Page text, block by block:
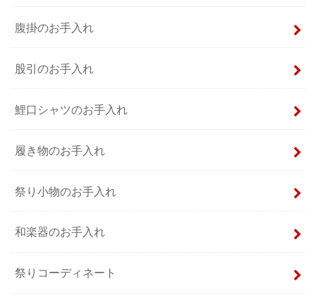
腹掛のお手入れ
股引のお手入れ
鯉口シャツのお手入れ
履き物のお手入れ
祭り小物のお手入れ
和楽器のお手入れ
祭りコーディネート